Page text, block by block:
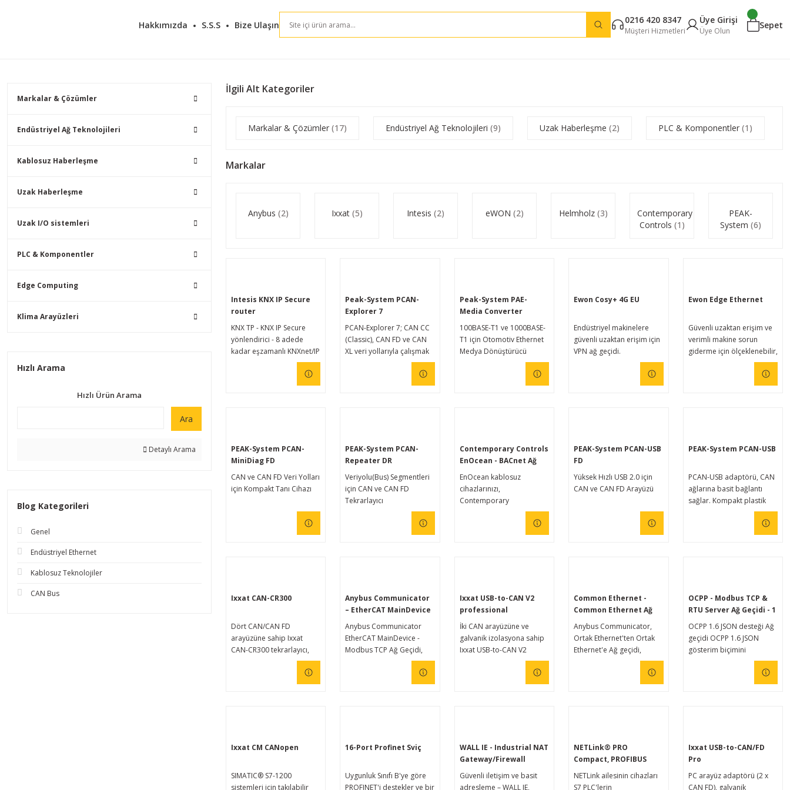
Hakkımızda S.S.S Bize Ulaşın 0216 420 8347
Müşteri Hizmetleri
Üye Girişi
Üye Olun
Sepet
Markalar & Çözümler
Endüstriyel Ağ Teknolojileri
Kablosuz Haberleşme
Uzak Haberleşme
Uzak I/O sistemleri
PLC & Komponentler
Edge Computing
Klima Arayüzleri
Hızlı Arama
Hızlı Ürün Arama
Ara
Detaylı Arama
Blog Kategorileri
Genel
Endüstriyel Ethernet
Kablosuz Teknolojiler
CAN Bus
İlgili Alt Kategoriler
Markalar & Çözümler (17) Endüstriyel Ağ Teknolojileri (9) Uzak Haberleşme (2) PLC & Komponentler (1)
Markalar
Anybus (2) Ixxat (5) Intesis (2) eWON (2) Helmholz (3)
Contemporary
Controls (1)
PEAK-
System (6)
Intesis KNX IP Secure
router
KNX TP - KNX IP Secure
yönlendirici - 8 adede
kadar eşzamanlı KNXnet/IP
tünelleme bağlantısı
Peak-System PCAN-
Explorer 7
PCAN-Explorer 7; CAN CC
(Classic), CAN FD ve CAN
XL veri yollarıyla çalışmak
için tasarlanmış kapsamlı
Peak-System PAE-
Media Converter
100BASE-T1 ve 1000BASE-
T1 için Otomotiv Ethernet
Medya Dönüştürücü
Ewon Cosy+ 4G EU
Endüstriyel makinelere
güvenli uzaktan erişim için
VPN ağ geçidi.
Ewon Edge Ethernet
Güvenli uzaktan erişim ve
verimli makine sorun
giderme için ölçeklenebilir,
PEAK-System PCAN-
MiniDiag FD
CAN ve CAN FD Veri Yolları
için Kompakt Tanı Cihazı
PEAK-System PCAN-
Repeater DR
Veriyolu(Bus) Segmentleri
için CAN ve CAN FD
Tekrarlayıcı
Contemporary Controls
EnOcean - BACnet Ağ
Geçidi 868 MHz (Avrupa
versiyon)
EnOcean kablosuz
cihazlarınızı,
Contemporary
Controls'ün çift yönlü
PEAK-System PCAN-USB
FD
Yüksek Hızlı USB 2.0 için
CAN ve CAN FD Arayüzü
PEAK-System PCAN-USB
PCAN-USB adaptörü, CAN
ağlarına basit bağlantı
sağlar. Kompakt plastik
uygulamalara uygun hale
getirir. Opto-dekuplajlı
Windows® için CAN
monitörü PCAN-View ve
arayüzüyle birlikte sunulur.
Ixxat CAN-CR300
Dört CAN/CAN FD
arayüzüne sahip Ixxat
CAN-CR300 tekrarlayıcı,
kapasitesini iyileştirir, veri
yolu sistemlerinin fiziksel
ağ yapılarını optimize
yapı kısıtlamalarını
Anybus Communicator
– EtherCAT MainDevice
- Modbus TCP server Ağ
geçidi
Anybus Communicator
EtherCAT MainDevice -
Modbus TCP Ağ Geçidi,
herhangi bir EtherCAT
kontrol sistemlerine
emniyetli ve yüksek hızlı
kullanıcı arayüzü
Ixxat USB-to-CAN V2
professional
İki CAN arayüzüne ve
galvanik izolasyona sahip
Ixxat USB-to-CAN V2
profesyonel, bir bilgisayarı
bağlamanın kolay, çok
çeşitli CAN uygulamalarını
destekleyerek çeşitli
basit entegrasyon sağlar.
Common Ethernet -
Common Ethernet Ağ
Geçidi
Anybus Communicator,
Ortak Ethernet'ten Ortak
Ethernet'e Ağ geçidi,
herhangi bir cihazı veya
EtherCAT, EtherNet/IP ve
emniyetli ve yüksek hızlı
veri aktarımı sağlar.
ürünün kullanımını oldukça
OCPP - Modbus TCP &
RTU Server Ağ Geçidi - 1
şarj ünitesi için
OCPP 1.6 JSON desteği Ağ
geçidi OCPP 1.6 JSON
gösterim biçimini
Ixxat CM CANopen
SIMATIC® S7-1200
sistemleri için takılabilir
16-Port Profinet Sviç
Uygunluk Sınıfı B'ye göre
PROFINET'i destekler ve bir
WALL IE - Industrial NAT
Gateway/Firewall
Güvenli iletişim ve basit
adresleme – WALL IE,
NETLink® PRO
Compact, PROFIBUS
Ethernet Ağ Geçidi
NETLink ailesinin cihazları
S7 PLC'lerin
Ixxat USB-to-CAN/FD
Pro
PC arayüz adaptörü (2 x
CAN FD), galvanik